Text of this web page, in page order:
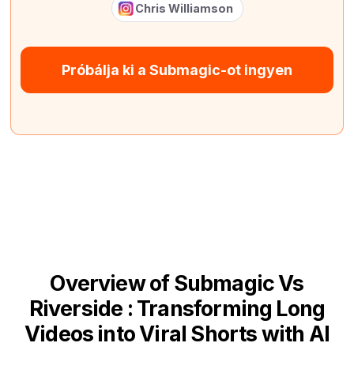
Chris Williamson
Próbálja ki a Submagic-ot ingyen
Overview of Submagic Vs
Riverside : Transforming Long
Videos into Viral Shorts with AI